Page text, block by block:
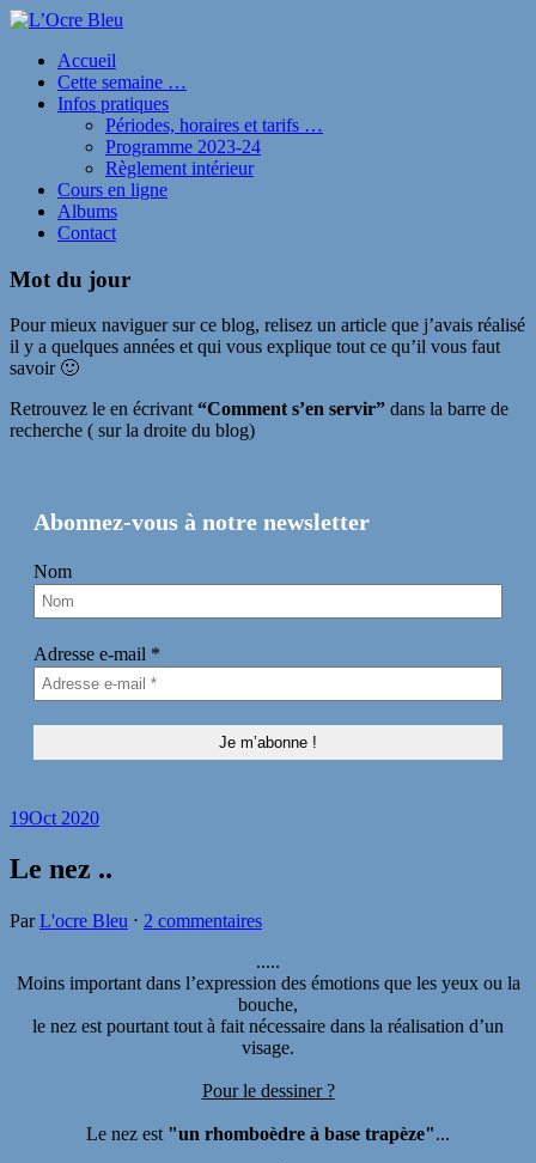
Accueil
Cette semaine …
Infos pratiques
Périodes, horaires et tarifs …
Programme 2023-24
Règlement intérieur
Cours en ligne
Albums
Contact
Mot du jour
Pour mieux naviguer sur ce blog, relisez un article que j’avais réalisé
il y a quelques années et qui vous explique tout ce qu’il vous faut
savoir 🙂
Retrouvez le en écrivant“Comment s’en servir” dans la barre de
recherche ( sur la droite du blog)
Abonnez-vous à notre newsletter
Nom
Adresse e-mail *
19Oct 2020
Le nez ..
ParL'ocre Bleu ⋅ 2 commentaires
.....
Moins important dans l’expression des émotions que les yeux ou la
bouche,
le nez est pourtant tout à fait nécessaire dans la réalisation d’un
visage.
Pour le dessiner ?
Le nez est "un rhomboèdre à base trapèze"...